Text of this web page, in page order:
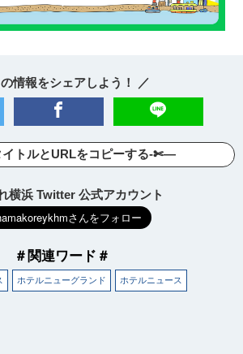
情報をシェアしよう！ ／
トルとURLをコピーする-✄—
横浜 Twitter 公式アカウント
＃関連ワード＃
ホテルニューグランド ホテルニュース